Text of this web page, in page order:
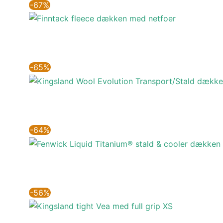
-67%
-65%
-64%
-56%